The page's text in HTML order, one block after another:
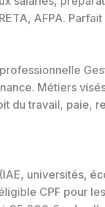
AFPA.
Métiers
travail, paie,
universités,
CPF pour